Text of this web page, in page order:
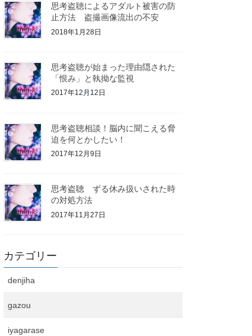
思考盗聴によるアダルト被害の防
止方法 盗撮画像流出の不安
2018年1月28日
思考盗聴が始まった理由隠された
「恨み」と執拗な監視
2017年12月12日
思考盗聴相談！脳内に聞こえる脅
迫を何とかしたい！
2017年12月9日
思考盗聴 ずる休み扱いされた時
の対処方法
2017年11月27日
カテゴリー
denjiha
gazou
iyagarase